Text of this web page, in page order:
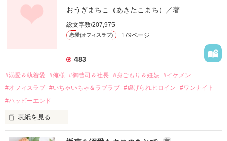
幼なじみの哲平に淡い恋心を抱いていた美桜。
しかし、ある出来事をきっかけに二人の関係は壊れてしまう。
関係修復もできないまま、美桜は両親の離婚によって
引っ越すことになり、哲平とも離れ離れになった。
それから約十二年後。
過去の傷から、二度と会いたくないと思っていた哲平に
運命のような再会を果たす。
酔った勢いで一夜を共にしてしまった。
さらに、美桜が初めてだと知った哲平は
『責任をとる、結婚しよう』と真っ直ぐに告げてきた。
おうぎまちこ（あきたこまち） ／著
総文字数/207,975
恋愛(オフィスラブ) 179ページ
483
#溺愛＆執着愛 #俺様 #御曹司＆社長 #身ごもり＆妊娠 #イケメン
#オフィスラブ #いちゃいちゃ＆ラブラブ #虐げられヒロイン
#ワンナイト
#ハッピーエンド
表紙を見る
おかしな噂を流されて前の職場でうまくいかなかった梅田美